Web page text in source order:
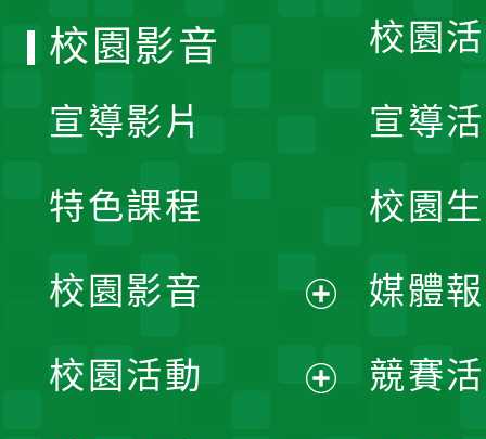
校園
宣導
校園
媒體
競賽
校園影音
宣導影片
特色課程
校園影音
開
校園活動